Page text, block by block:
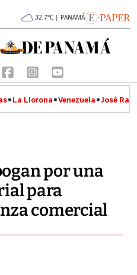
32.7°C | PANAMÁ
La Llorona Venezuela José
por una
para
comercial